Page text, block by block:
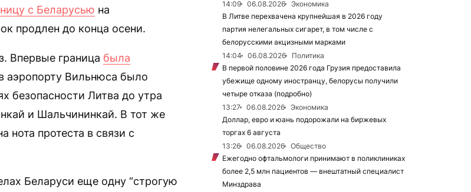
с Беларусью на
продлен до конца осени.
Впервые граница была
аэропорту Вильнюса было
безопасности Литва до утра
и Шальчининкай. В тот же
нота протеста в связи с
Беларуси еще одну “строгую
14:09
06.08.2026
Экономика
В Литве перехвачена крупнейшая в 2026 году
партия нелегальных сигарет, в том числе с
белорусскими акцизными марками
14:04
06.08.2026
Политика
В первой половине 2026 года Грузия предоставила
убежище одному иностранцу, белорусы получили
четыре отказа (подробно)
13:27
06.08.2026
Экономика
Доллар, евро и юань подорожали на биржевых
торгах 6 августа
13:26
06.08.2026
Общество
Ежегодно офтальмологи принимают в поликлиниках
более 2,5 млн пациентов — внештатный специалист
Минздрава